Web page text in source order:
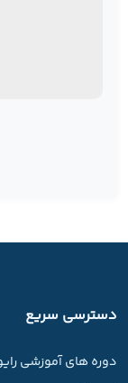
دسترسی سریع
دوره های آموزشی